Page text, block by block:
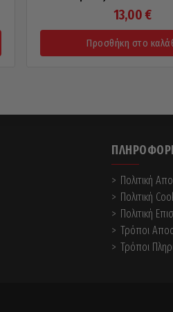
13,00 €
Προσθήκη στο
Πολιτική
Πολιτική
Πολιτική
Τρόποι
Τρόποι